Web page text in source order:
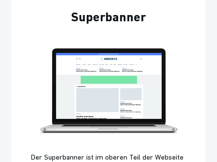
Superbanner
Der Superbanner ist im oberen Teil der Webseite